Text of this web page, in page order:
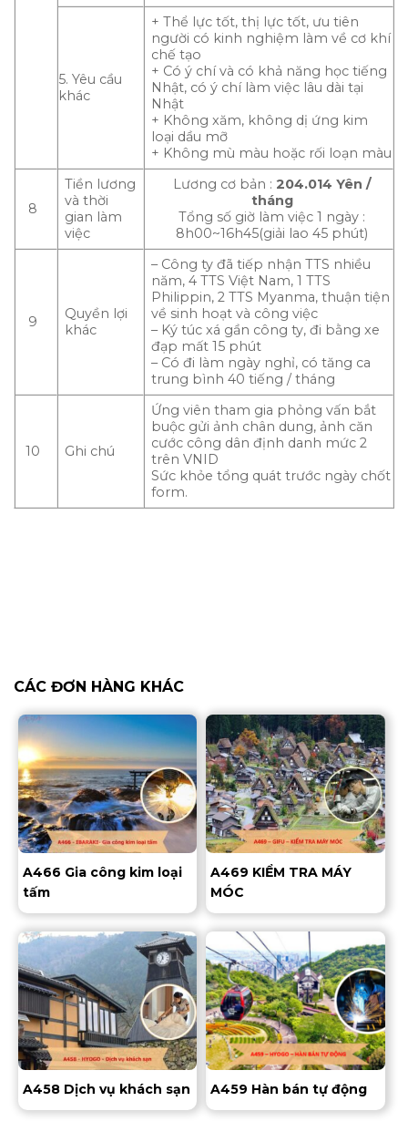
5. Yêu cầu
khác
+ Thể lực tốt, thị lực tốt, ưu tiên
người có kinh nghiệm làm về cơ khí
chế tạo
+ Có ý chí và có khả năng học tiếng
Nhật, có ý chí làm việc lâu dài tại
Nhật
+ Không xăm, không dị ứng kim
loại dầu mỡ
+ Không mù màu hoặc rối loạn màu
8
Tiền lương
và thời
gian làm
việc
Lương cơ bản : 204.014 Yên /
tháng
Tổng số giờ làm việc 1 ngày :
8h00~16h45(giải lao 45 phút)
9
Quyền lợi
khác
– Công ty đã tiếp nhận TTS nhiều
năm, 4 TTS Việt Nam, 1 TTS
Philippin, 2 TTS Myanma, thuận tiện
về sinh hoạt và công việc
– Ký túc xá gần công ty, đi bằng xe
đạp mất 15 phút
– Có đi làm ngày nghỉ, có tăng ca
trung bình 40 tiếng / tháng
10 Ghi chú
Ứng viên tham gia phỏng vấn bắt
buộc gửi ảnh chân dung, ảnh căn
cước công dân định danh mức 2
trên VNID
Sức khỏe tổng quát trước ngày chốt
form.
CÁC ĐƠN HÀNG KHÁC
A466 Gia công kim loại
tấm
A469 KIỂM TRA MÁY
MÓC
A458 Dịch vụ khách sạn A459 Hàn bán tự động